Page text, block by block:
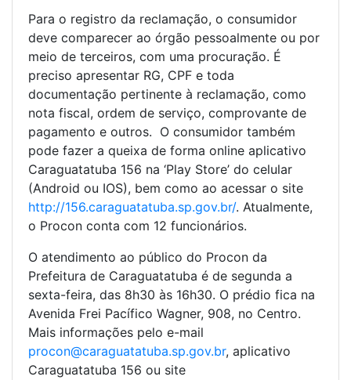
Para o registro da reclamação, o consumidor
deve comparecer ao órgão pessoalmente ou por
meio de terceiros, com uma procuração. É
preciso apresentar RG, CPF e toda
documentação pertinente à reclamação, como
nota fiscal, ordem de serviço, comprovante de
pagamento e outros. O consumidor também
pode fazer a queixa de forma online aplicativo
Caraguatatuba 156 na ‘Play Store’ do celular
(Android ou IOS), bem como ao acessar o site
http://156.caraguatatuba.sp.gov.br/. Atualmente,
o Procon conta com 12 funcionários.
O atendimento ao público do Procon da
Prefeitura de Caraguatatuba é de segunda a
sexta-feira, das 8h30 às 16h30. O prédio fica na
Avenida Frei Pacífico Wagner, 908, no Centro.
Mais informações pelo e-mail
procon@caraguatatuba.sp.gov.br, aplicativo
Caraguatatuba 156 ou site